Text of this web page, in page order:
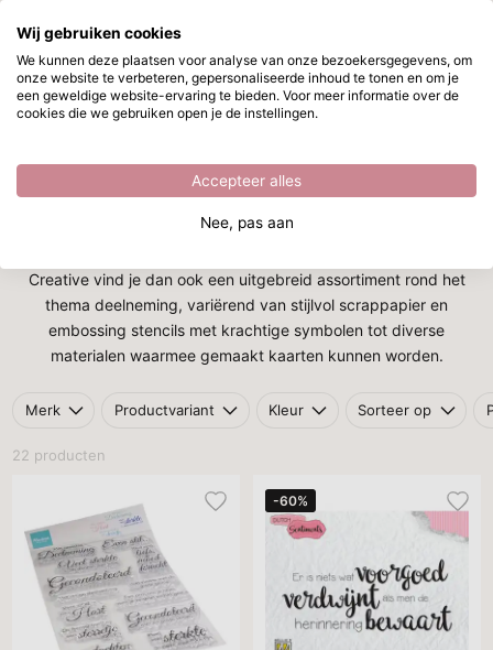
Ga naar hoofdinhoud
Direct uit voorraad leverbaar
Deelneming
Home / Thema's / Deelneming
Deelneming
Een overlijden is altijd een moeilijk moment voor dierbaren en
andere betrokkenen. Voor hen is het dan wel zo fijn om een
Creative vind je dan ook een uitgebreid assortiment rond het
thema deelneming, variërend van stijlvol scrappapier en
embossing stencils met krachtige symbolen tot diverse
materialen waarmee gemaakt kaarten kunnen worden.
Merk Productvariant Kleur Sorteer op
22 producten
-60%
Wij gebruiken cookies
We kunnen deze plaatsen voor analyse van onze bezoekersgegevens, om
onze website te verbeteren, gepersonaliseerde inhoud te tonen en om je
een geweldige website-ervaring te bieden. Voor meer informatie over de
cookies die we gebruiken open je de instellingen.
Accepteer alles
Nee, pas aan